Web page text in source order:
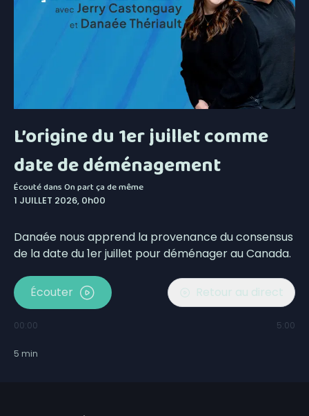
L’origine du 1er juillet comme
date de déménagement
Écouté dansOn part ça de même
1 JUILLET 2026, 0h00
Danaée nous apprend la provenance du consensus
de la date du 1er juillet pour déménager au Canada.
Écouter Retour au direct
00:00 5:00
5 min